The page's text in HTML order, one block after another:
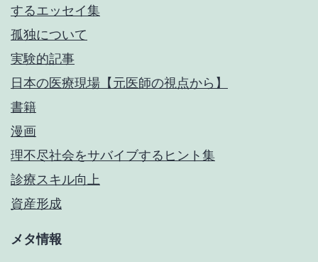
するエッセイ集
孤独について
実験的記事
日本の医療現場【元医師の視点から】
書籍
漫画
理不尽社会をサバイブするヒント集
診療スキル向上
資産形成
メタ情報